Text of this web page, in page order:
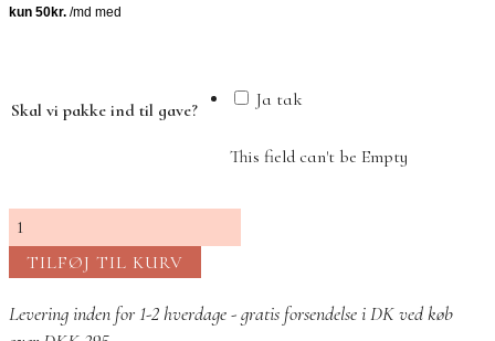
pris
pris
Skal vi pakke ind til gave?
Ja tak
This field can't be Empty
Columbine
ørestik
Grøn
ametyst
antal
TILFØJ TIL KURV
Levering inden for 1-2 hverdage - gratis forsendelse i DK ved køb